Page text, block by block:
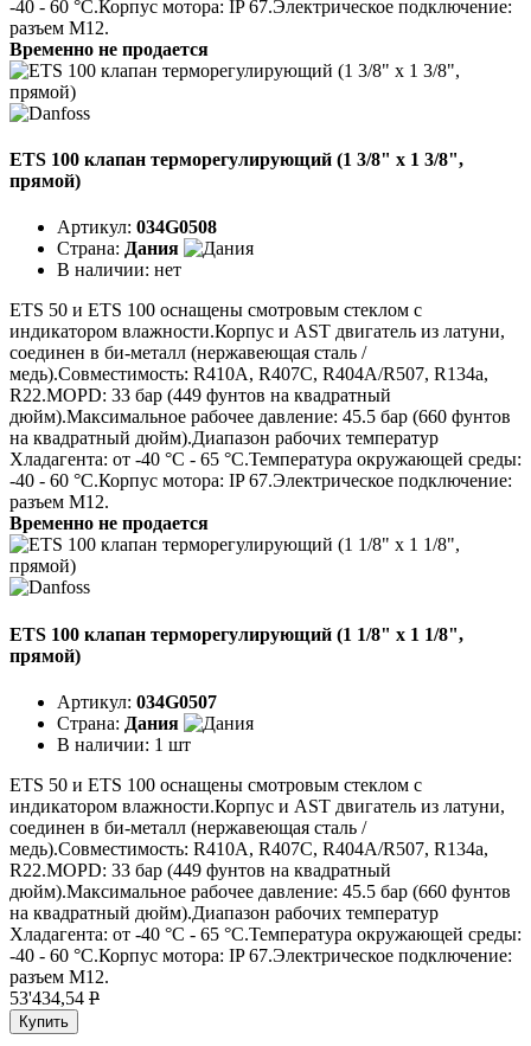
-40 - 60 °C.Корпус мотора: IP 67.Электрическое подключение:
разъем M12.
Временно не продается
ETS 100 клапан терморегулирующий (1 3/8" x 1 3/8",
прямой)
Артикул: 034G0508
Страна: Дания
В наличии: нет
ETS 50 и ETS 100 оснащены смотровым стеклом с
индикатором влажности.Корпус и AST двигатель из латуни,
соединен в би-металл (нержавеющая сталь /
медь).Совместимость: R410A, R407C, R404A/R507, R134a,
R22.MOPD: 33 бар (449 фунтов на квадратный
дюйм).Максимальное рабочее давление: 45.5 бар (660 фунтов
на квадратный дюйм).Диапазон рабочих температур
Хладагента: от -40 °C - 65 °C.Температура окружающей среды:
-40 - 60 °C.Корпус мотора: IP 67.Электрическое подключение:
разъем M12.
Временно не продается
ETS 100 клапан терморегулирующий (1 1/8" x 1 1/8",
прямой)
Артикул: 034G0507
Страна: Дания
В наличии: 1 шт
ETS 50 и ETS 100 оснащены смотровым стеклом с
индикатором влажности.Корпус и AST двигатель из латуни,
соединен в би-металл (нержавеющая сталь /
медь).Совместимость: R410A, R407C, R404A/R507, R134a,
R22.MOPD: 33 бар (449 фунтов на квадратный
дюйм).Максимальное рабочее давление: 45.5 бар (660 фунтов
на квадратный дюйм).Диапазон рабочих температур
Хладагента: от -40 °C - 65 °C.Температура окружающей среды:
-40 - 60 °C.Корпус мотора: IP 67.Электрическое подключение:
разъем M12.
53'434,54 P
Купить